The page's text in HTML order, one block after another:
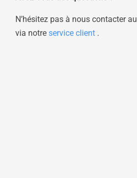
N’hésitez pas à nous contacter au
via notre service client.